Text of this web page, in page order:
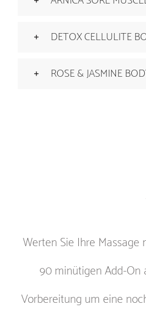
DETOX CELLULITE
ROSE & JASMINE
Werten Sie Ihre
90 minütigen Add-On
Vorbereitung um eine